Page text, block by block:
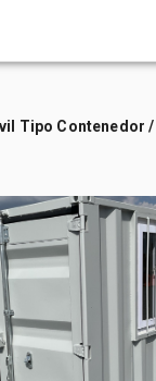
Tipo Contenedor